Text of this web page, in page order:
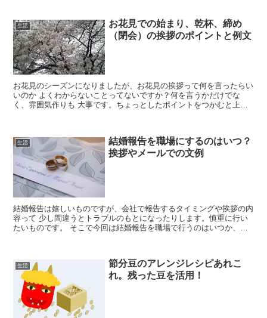
生活
お花見での始まり、乾杯、締め
（閉会）の挨拶のポイントと例文
お花見のシーズンになりましたが、お花見の挨拶って何を言ったらい
いのか よくわからないことってないですか？何を言うかだけでな
く、雰囲気作りも 大事です。ちょっとしたポイントをつかむと上手
生活
結婚報告を職場にするのはいつ？
挨拶やメールでの文例
結婚報告は嬉しいものですが、会社で報告するタイミングや挨拶の内
容って 少し間違うとトラブルのもとになったりします。慎重に行い
たいものです。 そこで今回は結婚報告を職場で行うのはいつか、挨
生活
節分豆のアレンジレシピあれこ
れ。残った豆を活用！